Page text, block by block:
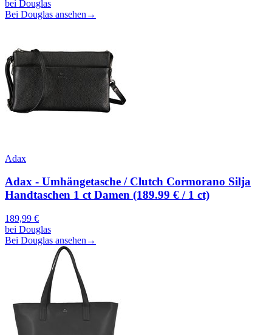
bei Douglas
Bei Douglas ansehen →
Adax
Adax - Umhängetasche / Clutch Cormorano Silja
Handtaschen 1 ct Damen (189.99 € / 1 ct)
189,99 €
bei Douglas
Bei Douglas ansehen →